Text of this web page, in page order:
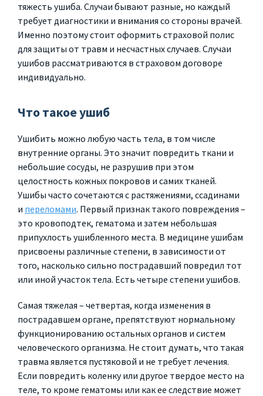
тяжесть ушиба. Случаи бывают разные, но каждый
требует диагностики и внимания со стороны врачей.
Именно поэтому стоит оформить страховой полис
для защиты от травм и несчастных случаев. Случаи
ушибов рассматриваются в страховом договоре
индивидуально.
Что такое ушиб
Ушибить можно любую часть тела, в том числе
внутренние органы. Это значит повредить ткани и
небольшие сосуды, не разрушив при этом
целостность кожных покровов и самих тканей.
Ушибы часто сочетаются с растяжениями, ссадинами
и переломами. Первый признак такого повреждения –
это кровоподтек, гематома и затем небольшая
припухлость ушибленного места. В медицине ушибам
присвоены различные степени, в зависимости от
того, насколько сильно пострадавший повредил тот
или иной участок тела. Есть четыре степени ушибов.
Самая тяжелая – четвертая, когда изменения в
пострадавшем органе, препятствуют нормальному
функционированию остальных органов и систем
человеческого организма. Не стоит думать, что такая
травма является пустяковой и не требует лечения.
Если повредить коленку или другое твердое место на
теле, то кроме гематомы или как ее следствие может